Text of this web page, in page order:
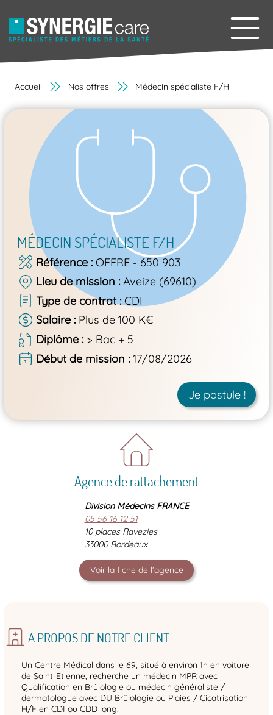
Accueil Nos offres Médecin spécialiste F/H
MÉDECIN SPÉCIALISTE F/H
Référence OFFRE - 650 903
Lieu de mission
Aveize (69610)
Type de contrat CDI
Salaire
Plus de 100 K€
Diplôme
> Bac + 5
Début de mission
17/08/2026
Je postule !
Agence de rattachement
Division Médecins FRANCE
05 56 16 12 51
10 places Ravezies
33000 Bordeaux
Voir la fiche de l'agence
A PROPOS DE NOTRE CLIENT
Un Centre Médical dans le 69, situé à environ 1h en voiture
de Saint-Etienne, recherche un médecin MPR avec
Qualification en Brûlologie ou médecin généraliste /
dermatologue avec DU Brûlologie ou Plaies / Cicatrisation
H/F en CDI ou CDD long.